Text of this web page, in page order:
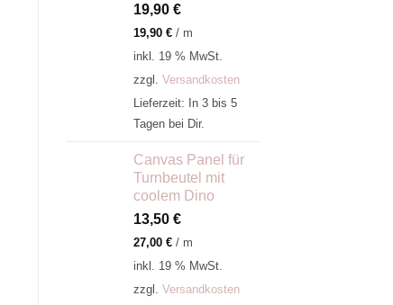
19,90 €
19,90 €/ m
inkl. 19 % MwSt.
zzgl. Versandkosten
Lieferzeit:
In 3 bis 5
Tagen bei Dir.
Canvas Panel für
Turnbeutel mit
coolem Dino
13,50 €
27,00 €/ m
inkl. 19 % MwSt.
zzgl. Versandkosten